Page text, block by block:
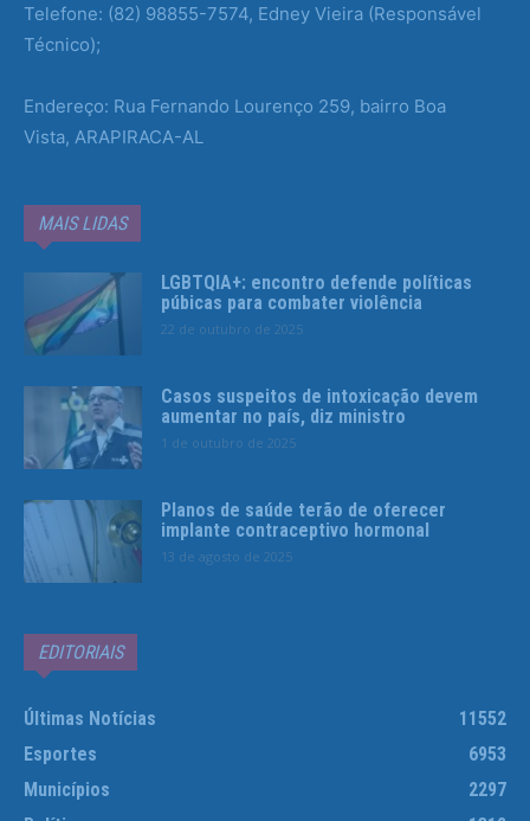
Telefone: (82) 98855-7574, Edney Vieira (Responsável
Técnico);
Endereço: Rua Fernando Lourenço 259, bairro Boa
Vista, ARAPIRACA-AL
MAIS LIDAS
LGBTQIA+: encontro defende políticas
púbicas para combater violência
22 de outubro de 2025
Casos suspeitos de intoxicação devem
aumentar no país, diz ministro
1 de outubro de 2025
Planos de saúde terão de oferecer
implante contraceptivo hormonal
13 de agosto de 2025
EDITORIAIS
Últimas Notícias
11552
Esportes
6953
Municípios
2297